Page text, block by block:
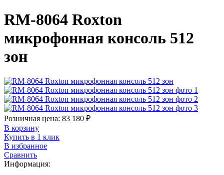
RM-8064 Roxton
микрофонная консоль 512
зон
Розничная цена: 83 180 ₽
В корзину
Купить в 1 клик
В избранное
Сравнить
Информация: